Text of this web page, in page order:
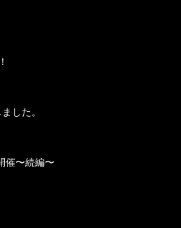
した。
催〜続編〜